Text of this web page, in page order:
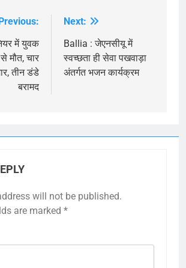
में युवक
मौत, चार
तीन डंडे
बरामद
Next:
Ballia : जेएनसीयू में
स्वच्छता ही सेवा पखवाड़ा
अंतर्गत भजन कार्यक्रम
will not be published.
are marked *